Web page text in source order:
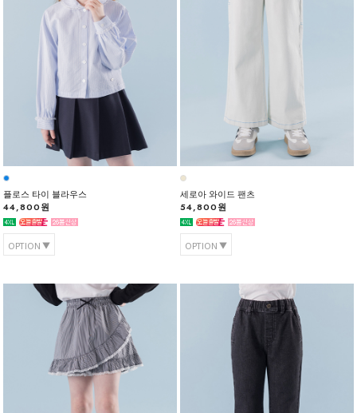
플로스 타이 블라우스
44,800원
OPTION
세로아 와이드 팬츠
54,800원
OPTION